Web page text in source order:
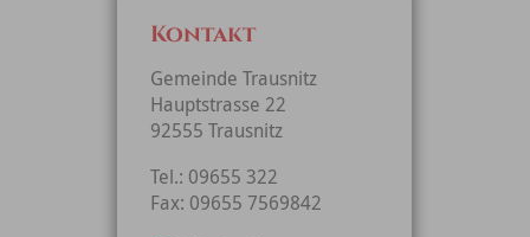
Kontakt
Gemeinde Trausnitz
Hauptstrasse 22
92555 Trausnitz
Tel.: 09655 322
Fax: 09655 7569842